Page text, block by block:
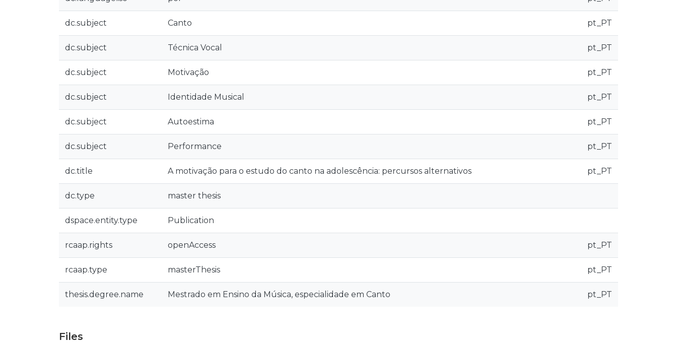
dc.subject Canto pt_PT
dc.subject Técnica Vocal pt_PT
dc.subject Motivação pt_PT
dc.subject Identidade Musical pt_PT
dc.subject Autoestima pt_PT
dc.subject Performance pt_PT
dc.title A motivação para o estudo do canto na adolescência: percursos alternativos pt_PT
dc.type master thesis
dspace.entity.type Publication
rcaap.rights openAccess pt_PT
rcaap.type masterThesis pt_PT
thesis.degree.name Mestrado em Ensino da Música, especialidade em Canto pt_PT
Files